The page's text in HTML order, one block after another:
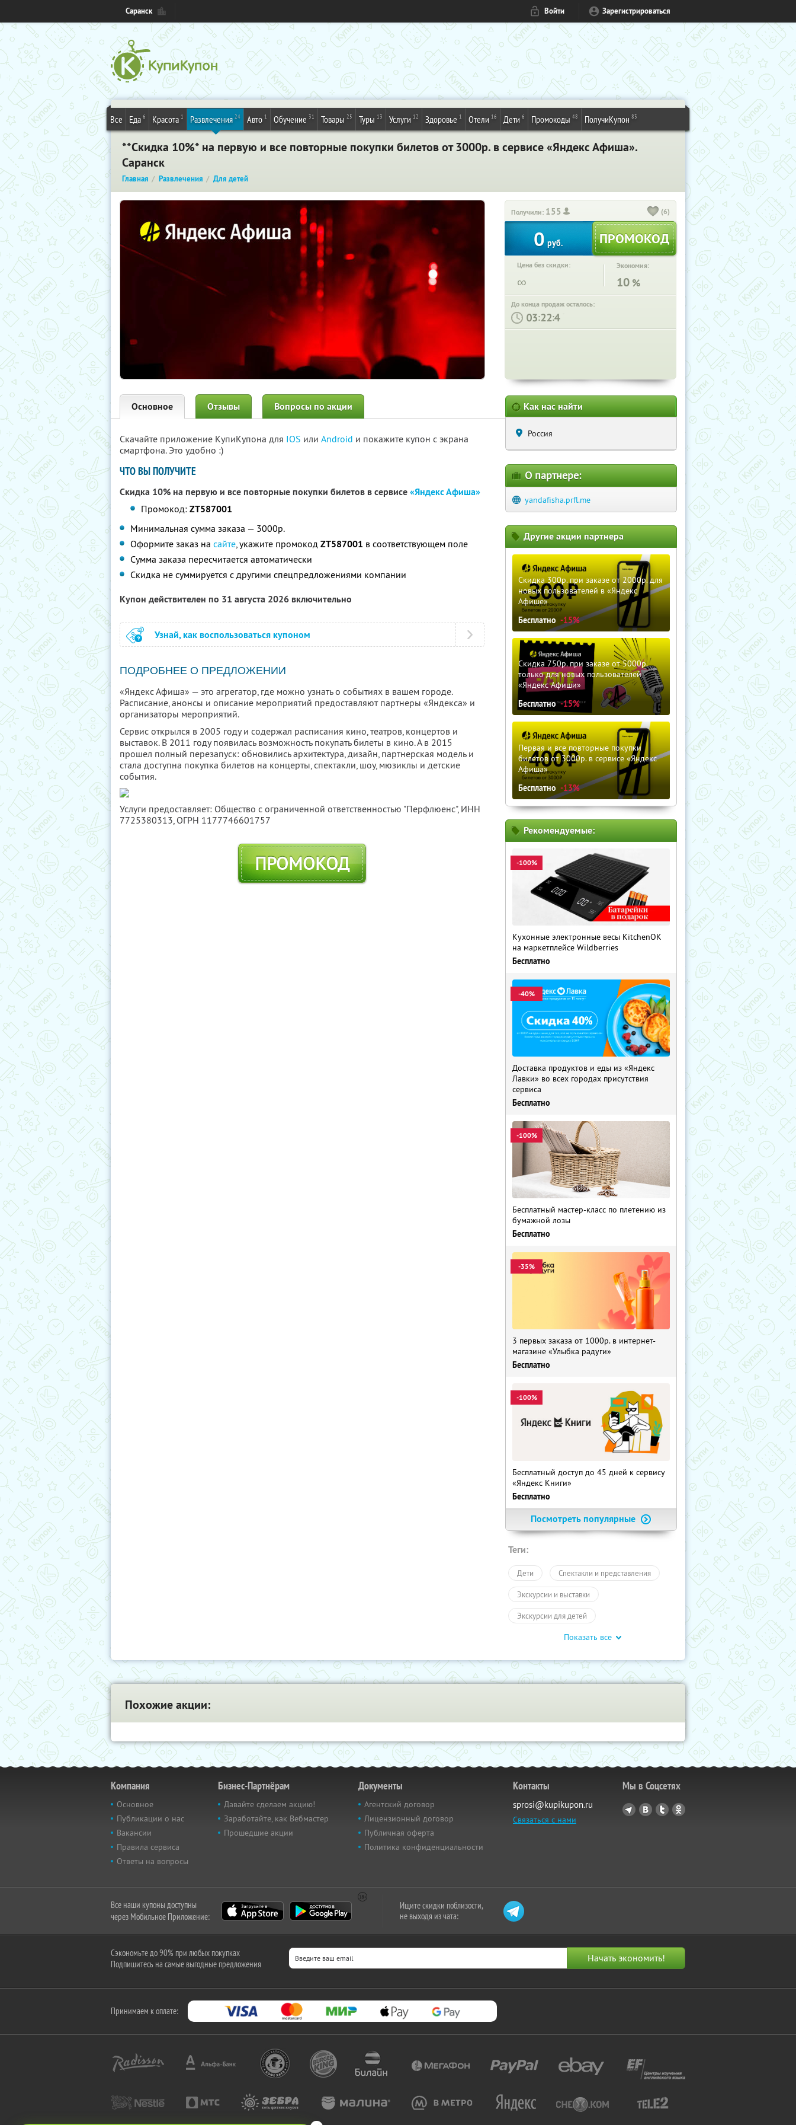
Саранск Войти Зарегистрироваться
Все Еда 6 Красота 1 Развлечения 24 Авто 1 Обучение 31 Товары 25 Туры 13 Услуги 12 Здоровье 1 Отели 16 Дети 6 Промокоды 48 ПолучиКупон 83
**Скидка 10%* на первую и все повторные покупки билетов от 3000р. в сервисе «Яндекс Афиша».
Саранск
Главная Развлечения Для детей
Получили: 155 (6)
0 руб.
Цена без скидки:
∞
Экономия:
10 %
До конца продаж осталось:
: :
Основное Отзывы Вопросы по акции
Скачайте приложение КупиКупона для IOS или Android и покажите купон с экрана
смартфона. Это удобно :)
ЧТО ВЫ ПОЛУЧИТЕ
Скидка 10% на первую и все повторные покупки билетов в сервисе«Яндекс Афиша»
Промокод:ZT587001
Минимальная сумма заказа — 3000р.
Оформите заказ на сайте, укажите промокод ZT587001 в соответствующем поле
Сумма заказа пересчитается автоматически
Скидка не суммируется с другими спецпредложениями компании
Купон действителен по 31 августа 2026 включительно
Узнай, как воспользоваться купоном
ПОДРОБНЕЕ О ПРЕДЛОЖЕНИИ
«Яндекс Афиша» — это агрегатор, где можно узнать о событиях в вашем городе.
Расписание, анонсы и описание мероприятий предоставляют партнеры «Яндекса» и
организаторы мероприятий.
Сервис открылся в 2005 году и содержал расписания кино, театров, концертов и
выставок. В 2011 году появилась возможность покупать билеты в кино. А в 2015
прошел полный перезапуск: обновились архитектура, дизайн, партнерская модель и
стала доступна покупка билетов на концерты, спектакли, шоу, мюзиклы и детские
события.
Услуги предоставляет: Общество с ограниченной ответственностью "Перфлюенс", ИНН
7725380313, ОГРН 1177746601757
ПРОМОКОД
Как нас найти
Россия
О партнере:
yandafisha.prfl.me
Другие акции партнера
Скидка 300р. при заказе от 2000р. для
новых пользователей в «Яндекс
Афише»
Бесплатно -15%
Скидка 750р. при заказе от 5000р.
только для новых пользователей
«Яндекс Афиши»
Бесплатно -15%
Первая и все повторные покупки
билетов от 3000р. в сервисе «Яндекс
Афиша»
Бесплатно -13%
Рекомендуемые:
-100%
Кухонные электронные весы KitchenOK
на маркетплейсе Wildberries
Бесплатно
-40%
Доставка продуктов и еды из «Яндекс
Лавки» во всех городах присутствия
сервиса
Бесплатно
-100%
Бесплатный мастер-класс по плетению из
бумажной лозы
Бесплатно
-35%
3 первых заказа от 1000р. в интернет-
магазине «Улыбка радуги»
Бесплатно
-100%
Бесплатный доступ до 45 дней к сервису
«Яндекс Книги»
Бесплатно
Посмотреть популярные
Теги:
Дети Спектакли и представления
Экскурсии и выставки
Экскурсии для детей
Автобусные экскурсии
Пешие экскурсии Билеты
Кинотеатр Промокоды
Развлечения Другое
ПолучиКупон Дети
Развлечения
Показать все
Похожие акции:
Компания
Основное
Публикации о нас
Вакансии
Правила сервиса
Ответы на вопросы
Бизнес-Партнёрам
Давайте сделаем акцию!
Заработайте, как Вебмастер
Прошедшие акции
Документы
Агентский договор
Лицензионный договор
Публичная оферта
Политика конфиденциальности
Контакты
sprosi@kupikupon.ru
Связаться с нами
Мы в Соцсетях
Все наши купоны доступны
через Мобильное Приложение:
Ищите скидки поблизости,
не выходя из чата:
Сэкономьте до 90% при любых покупках
Подпишитесь на самые выгодные предложения
Принимаем к оплате: